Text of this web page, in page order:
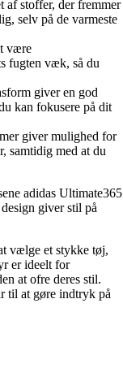
af stoffer, der fremmer
selv på de varmeste
være
fugten væk, så du
giver en god
kan fokusere på dit
giver mulighed for
samtidig med at du
adidas Ultimate365
giver stil på
vælge et stykke tøj,
er ideelt for
at ofre deres stil.
til at gøre indtryk på